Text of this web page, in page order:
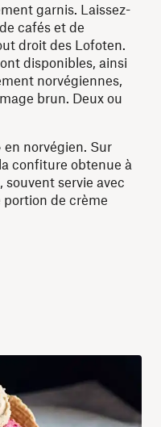
garnis. Laissez-
cafés et de
droit des Lofoten.
disponibles, ainsi
norvégiennes,
brun. Deux ou
norvégien. Sur
confiture obtenue à
souvent servie avec
de crème